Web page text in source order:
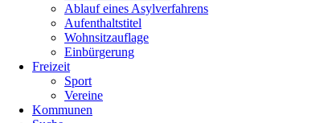
Ablauf eines Asylverfahrens
Aufenthaltstitel
Wohnsitzauflage
Einbürgerung
Freizeit
Sport
Vereine
Kommunen